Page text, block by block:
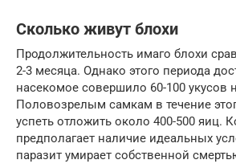
Сколько живут блохи
Продолжительность имаго блохи
2-3 месяца. Однако этого периода
насекомое совершило 60-100 укусов
Половозрелым самкам в течение
успеть отложить около 400-500 яиц.
предполагает наличие идеальных
паразит умирает собственной